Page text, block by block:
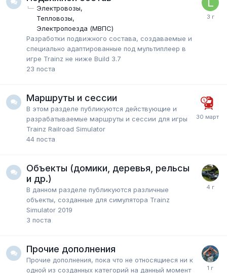
Электровозы
Тепловозы
Электропоезда (МВПС)
Разработки подвижного состава, создаваемые и
специально адаптированные под мультиплеер в
игре Trainz не ниже Build 3.7
23 поста
Маршруты и сессии
В этом разделе публикуются действующие и
разрабатываемые маршруты и сессии для игры
Trainz Railroad Simulator
44 поста
Объекты (домики, деревья, рельсы
и др.)
В данном разделе публикуются различные
объекты, созданные для симулятора Trainz
Simulator 2019
3 поста
Прочие дополнения
Прочие дополнения, пока что не относящиеся ни к
одной из созданных категорий на данный момент